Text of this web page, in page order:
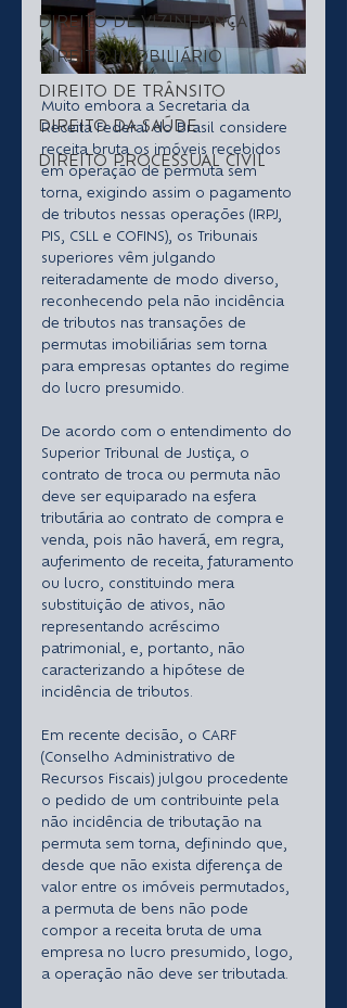
DIREITO DE VIZINHANÇA
DIREITO IMOBILIÁRIO
DIREITO DE TRÂNSITO
DIREITO DA SAÚDE
DIREITO PROCESSUAL CIVIL
Muito embora a Secretaria da
Receita Federal do Brasil considere
receita bruta os imóveis recebidos
em operação de permuta sem
torna, exigindo assim o pagamento
de tributos nessas operações (IRPJ,
PIS, CSLL e COFINS), os Tribunais
superiores vêm julgando
reiteradamente de modo diverso,
reconhecendo pela não incidência
de tributos nas transações de
permutas imobiliárias sem torna
para empresas optantes do regime
do lucro presumido.
De acordo com o entendimento do
Superior Tribunal de Justiça, o
contrato de troca ou permuta não
deve ser equiparado na esfera
tributária ao contrato de compra e
venda, pois não haverá, em regra,
auferimento de receita, faturamento
ou lucro, constituindo mera
substituição de ativos, não
representando acréscimo
patrimonial, e, portanto, não
caracterizando a hipótese de
incidência de tributos.
Em recente decisão, o CARF
(Conselho Administrativo de
Recursos Fiscais) julgou procedente
o pedido de um contribuinte pela
não incidência de tributação na
permuta sem torna, definindo que,
desde que não exista diferença de
valor entre os imóveis permutados,
a permuta de bens não pode
compor a receita bruta de uma
empresa no lucro presumido, logo,
a operação não deve ser tributada.